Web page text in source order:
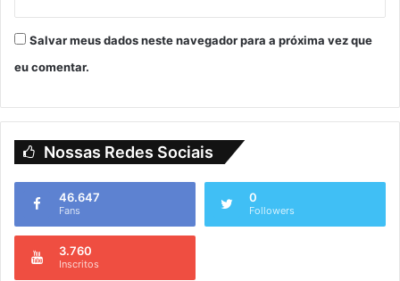
Salvar meus dados neste navegador para a próxima vez que
eu comentar.
Nossas Redes Sociais
46.647
Fans
0
Followers
3.760
Inscritos